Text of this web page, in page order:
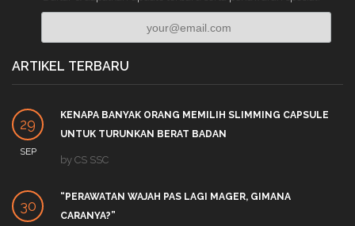
ARTIKEL TERBARU
29
SEP
KENAPA BANYAK ORANG MEMILIH SLIMMING CAPSULE
UNTUK TURUNKAN BERAT BADAN
by CS SSC
30
“PERAWATAN WAJAH PAS LAGI MAGER, GIMANA
CARANYA?”